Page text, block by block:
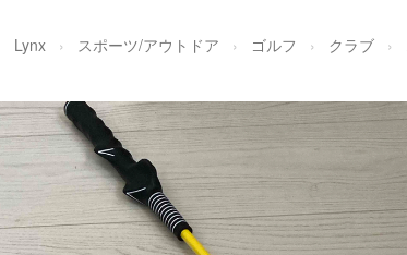
Lynx スポーツ/アウトドア ゴルフ クラブ